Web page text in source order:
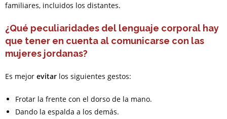
familiares, incluidos los distantes.
¿Qué peculiaridades del lenguaje corporal hay
que tener en cuenta al comunicarse con las
mujeres jordanas?
Es mejor evitar los siguientes gestos:
Frotar la frente con el dorso de la mano.
Dando la espalda a los demás.